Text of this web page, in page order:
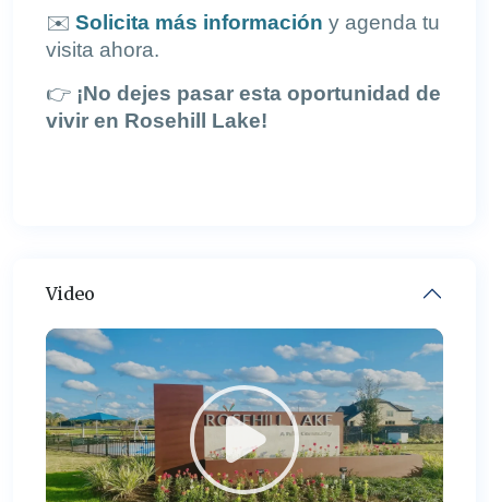
✉️ Solicita más información y agenda tu
visita ahora.
👉 ¡No dejes pasar esta oportunidad de
vivir en Rosehill Lake!
Video